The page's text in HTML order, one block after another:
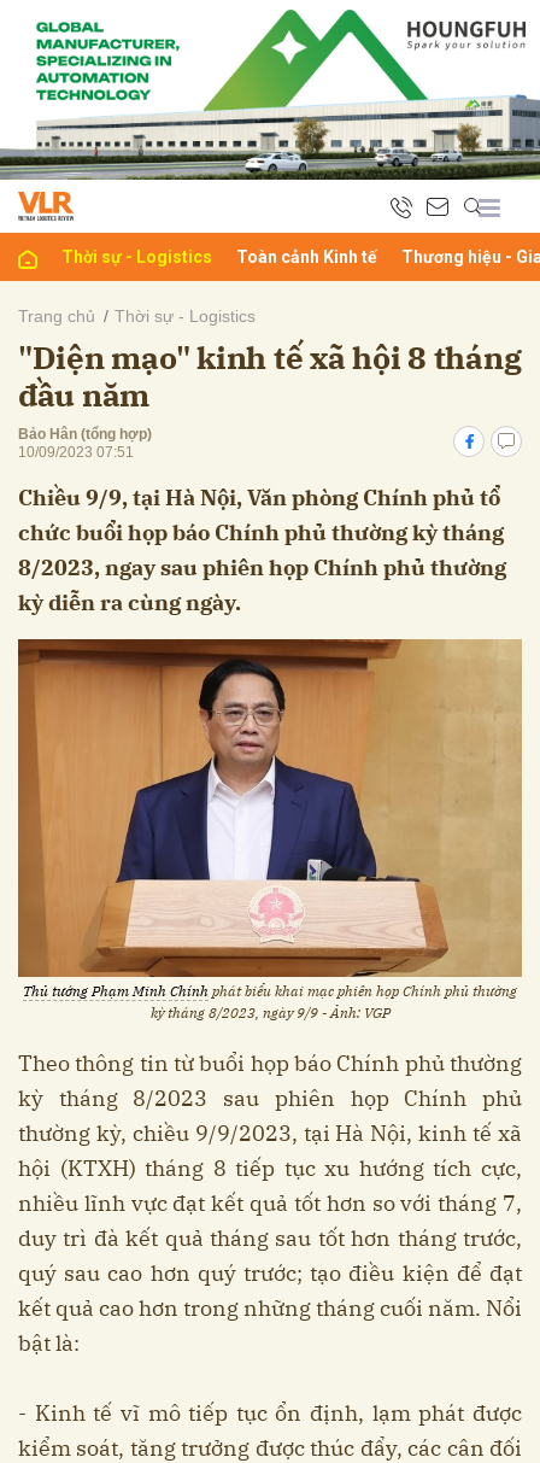
Thời sự - Logistics Toàn cảnh Kinh tế Thương hiệu -
Trang chủ Thời sự - Logistics
"Diện mạo" kinh tế xã hội 8 tháng
đầu năm
Bảo Hân (tổng hợp)
10/09/2023 07:51
Chiều 9/9, tại Hà Nội, Văn phòng Chính phủ tổ
chức buổi họp báo Chính phủ thường kỳ tháng
8/2023, ngay sau phiên họp Chính phủ thường
kỳ diễn ra cùng ngày.
Thủ tướng Phạm Minh Chính phát biểu khai mạc phiên họp Chính phủ thường
kỳ tháng 8/2023, ngày 9/9 - Ảnh: VGP
Theo thông tin từ buổi họp báo Chính phủ thường
kỳ tháng 8/2023 sau phiên họp Chính phủ
thường kỳ, chiều 9/9/2023, tại Hà Nội, kinh tế xã
hội (KTXH) tháng 8 tiếp tục xu hướng tích cực,
nhiều lĩnh vực đạt kết quả tốt hơn so với tháng 7,
duy trì đà kết quả tháng sau tốt hơn tháng trước,
quý sau cao hơn quý trước; tạo điều kiện để đạt
kết quả cao hơn trong những tháng cuối năm. Nổi
bật là:
- Kinh tế vĩ mô tiếp tục ổn định, lạm phát được
kiểm soát, tăng trưởng được thúc đẩy, các cân đối
luận
Hủy